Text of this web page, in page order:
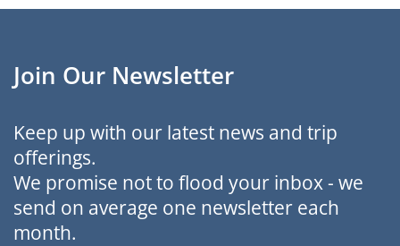
Join Our Newsletter
Keep up with our latest news and trip
offerings.
We promise not to flood your inbox - we
send on average one newsletter each
month.